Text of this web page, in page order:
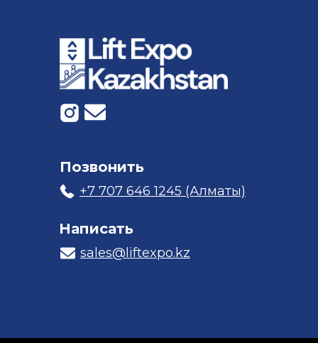
Написать
Позвонить
sales@liftexpo.kz
+7 707 646 1245 (Алматы)